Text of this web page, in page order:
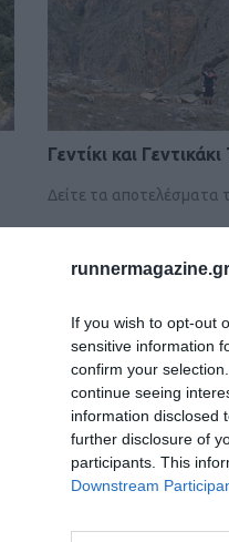
If you wish to opt-out
sensitive information
confirm your
continue seeing
information disclosed
further disclosure of
participants. This
Downstream
Γεντίκι και
Δείτε τα αποτελέσματα